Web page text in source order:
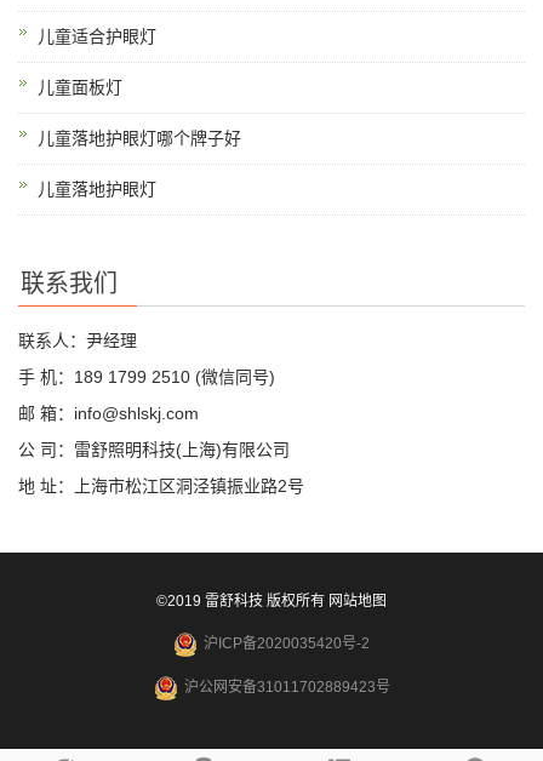
儿童适合护眼灯
儿童面板灯
儿童落地护眼灯哪个牌子好
儿童落地护眼灯
联系我们
联系人：尹经理
手 机：189 1799 2510 (微信同号)
邮 箱：info@shlskj.com
公 司：雷舒照明科技(上海)有限公司
地 址：上海市松江区洞泾镇振业路2号
©2019 雷舒科技 版权所有 网站地图
沪ICP备2020035420号-2
沪公网安备31011702889423号